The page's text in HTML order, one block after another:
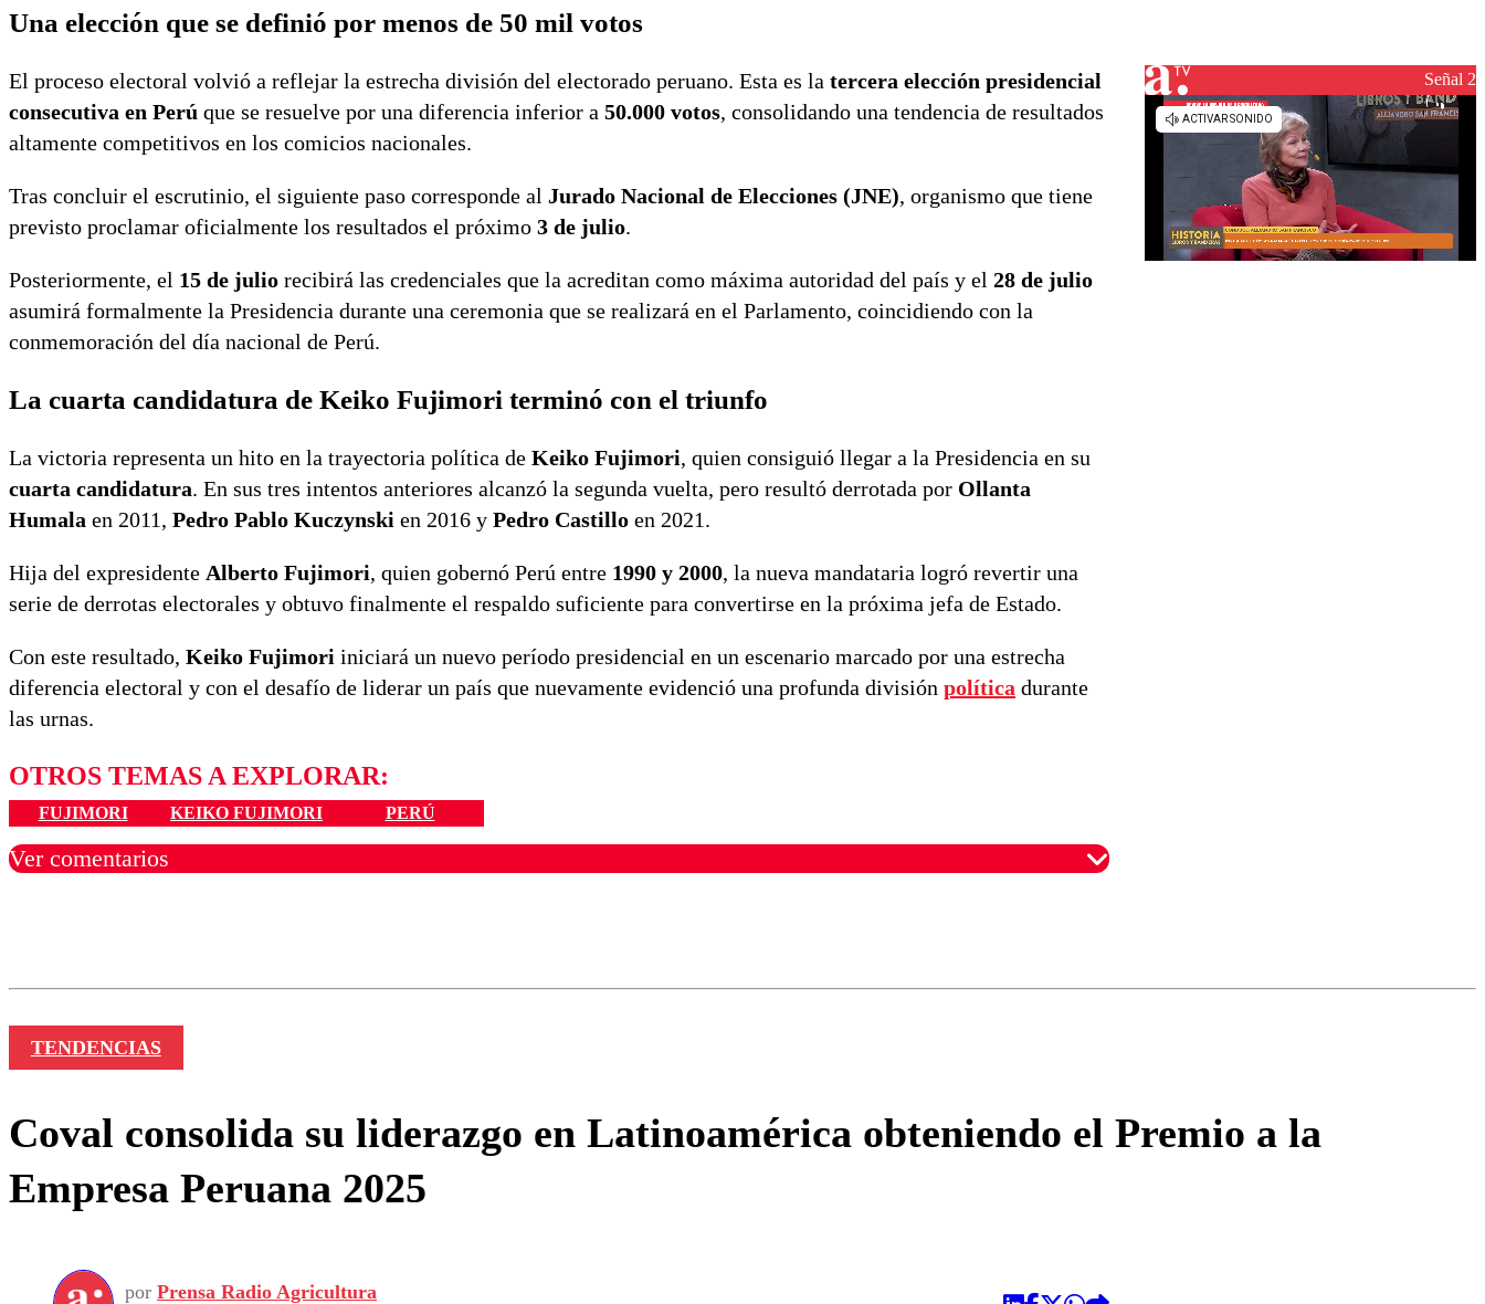
Una elección que se definió por menos de 50 mil votos
El proceso electoral volvió a reflejar la estrecha división del electorado peruano. Esta es la tercera elección presidencial
consecutiva en Perú que se resuelve por una diferencia inferior a 50.000 votos, consolidando una tendencia de resultados
altamente competitivos en los comicios nacionales.
Tras concluir el escrutinio, el siguiente paso corresponde al Jurado Nacional de Elecciones (JNE), organismo que tiene
previsto proclamar oficialmente los resultados el próximo 3 de julio.
Posteriormente, el 15 de julio recibirá las credenciales que la acreditan como máxima autoridad del país y el 28 de julio
asumirá formalmente la Presidencia durante una ceremonia que se realizará en el Parlamento, coincidiendo con la
conmemoración del día nacional de Perú.
La cuarta candidatura de Keiko Fujimori terminó con el triunfo
La victoria representa un hito en la trayectoria política de Keiko Fujimori, quien consiguió llegar a la Presidencia en su
cuarta candidatura. En sus tres intentos anteriores alcanzó la segunda vuelta, pero resultó derrotada por Ollanta
Humala en 2011, Pedro Pablo Kuczynski en 2016 y Pedro Castillo en 2021.
Hija del expresidente Alberto Fujimori, quien gobernó Perú entre 1990 y 2000, la nueva mandataria logró revertir una
serie de derrotas electorales y obtuvo finalmente el respaldo suficiente para convertirse en la próxima jefa de Estado.
Con este resultado, Keiko Fujimori iniciará un nuevo período presidencial en un escenario marcado por una estrecha
diferencia electoral y con el desafío de liderar un país que nuevamente evidenció una profunda división política durante
las urnas.
OTROS TEMAS A EXPLORAR:
FUJIMORI KEIKO FUJIMORI PERÚ
Ver comentarios
reconstrucciónSeñal 2
TENDENCIAS
Coval consolida su liderazgo en Latinoamérica obteniendo el Premio a la
Empresa Peruana 2025
por Prensa Radio Agricultura